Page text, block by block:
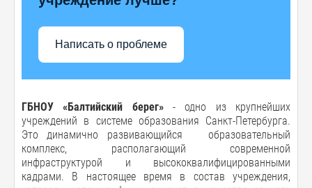
Написать о проблеме
ГБНОУ «Балтийский берег»- одно из крупнейших
учреждений в системе образования Санкт-Петербурга.
Это динамично развивающийся образовательный
комплекс, располагающий современной
инфраструктурой и высококвалифицированными
кадрами. В настоящее время в состав учреждения,